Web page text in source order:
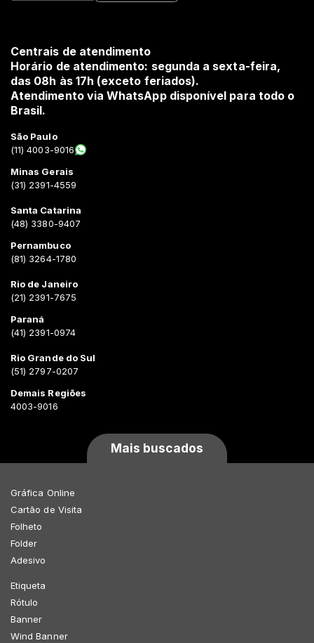
Centrais de atendimento
Horário de atendimento: segunda a sexta-feira,
das 08h às 17h (exceto feriados).
Atendimento via WhatsApp disponível para todo o
Brasil.
São Paulo
(11) 4003-9016
Minas Gerais
(31) 2391-4559
Santa Catarina
(48) 3380-9407
Pernambuco
(81) 3264-1780
Rio de Janeiro
(21) 2391-7675
Paraná
(41) 2391-0974
Rio Grande do Sul
(51) 2797-0207
Demais Regiões
4003-9016
Mais buscados
Gráfica Online
Cartão de Visita
Folheto
Folder
Adesivo
Etiqueta
Rótulo
Banner
Wind Banner